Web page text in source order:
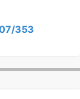
353